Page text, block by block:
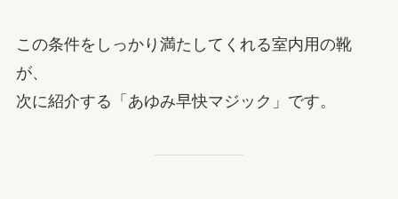
この条件をしっかり満たしてくれる室内用の靴
が、
次に紹介する「あゆみ早快マジック」です。